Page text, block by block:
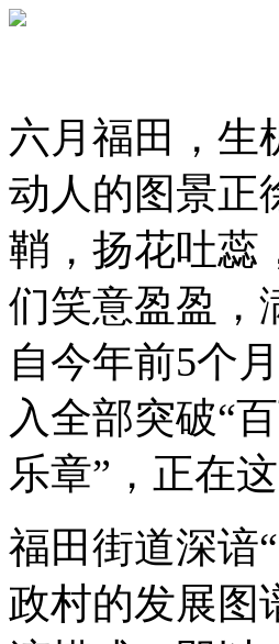
六月福田，生
动人的图景正
鞘，扬花吐蕊
们笑意盈盈
自今年前5个
入全部突破“
乐章”，正在
福田街道深谙
政村的发展图